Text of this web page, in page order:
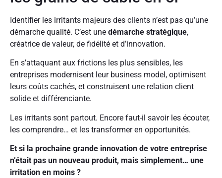
Identifier les irritants majeurs des clients n’est pas qu’une
démarche qualité. C’est une démarche stratégique,
créatrice de valeur, de fidélité et d’innovation.
En s’attaquant aux frictions les plus sensibles, les
entreprises modernisent leur business model, optimisent
leurs coûts cachés, et construisent une relation client
solide et différenciante.
Les irritants sont partout. Encore faut-il savoir les écouter,
les comprendre… et les transformer en opportunités.
Et si la prochaine grande innovation de votre entreprise
n’était pas un nouveau produit, mais simplement… une
irritation en moins ?